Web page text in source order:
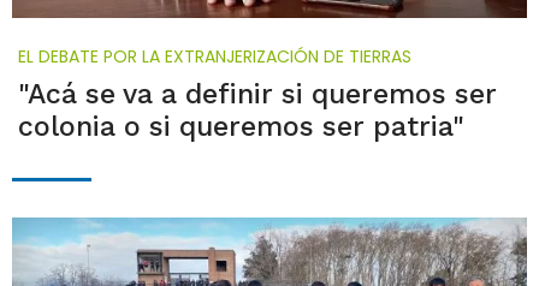
EL DEBATE POR LA EXTRANJERIZACIÓN DE TIERRAS
"Acá se va a definir si queremos ser
colonia o si queremos ser patria"